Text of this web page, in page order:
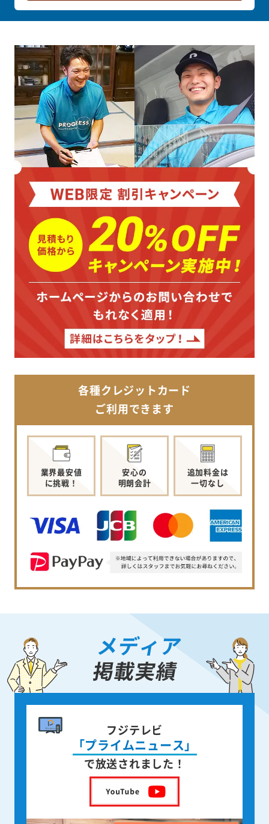
各種クレジットカード
ご利用できます
業界最安値
に挑戦！
安心の
明朗会計
追加料金は
一切なし
メディア
掲載実績
書籍出版
身近な人が
亡くなった後の遺品整理
を出版しました！